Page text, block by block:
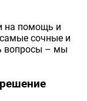
на помощь и
сочные и
вопросы – мы